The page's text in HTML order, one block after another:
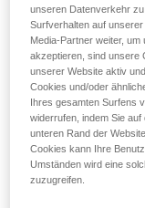
CAPTIV-
- Wählen Sie
Verriegelung.
unseren Datenverkehr
Surfverhalten auf
Media-Partner weiter,
akzeptieren, sind unsere
unserer Website aktiv
Cookies und/oder
Ihres gesamten Surfens
widerrufen, indem Sie
unteren Rand der
Cookies kann Ihre
Umständen wird eine
zuzugreifen.